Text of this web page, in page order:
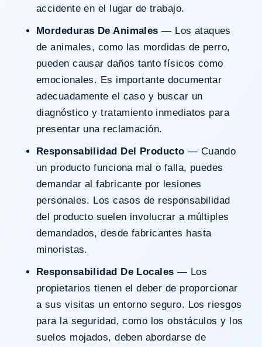
accidente en el lugar de trabajo.
Mordeduras De Animales — Los ataques
de animales, como las mordidas de perro,
pueden causar daños tanto físicos como
emocionales. Es importante documentar
adecuadamente el caso y buscar un
diagnóstico y tratamiento inmediatos para
presentar una reclamación.
Responsabilidad Del Producto — Cuando
un producto funciona mal o falla, puedes
demandar al fabricante por lesiones
personales. Los casos de responsabilidad
del producto suelen involucrar a múltiples
demandados, desde fabricantes hasta
minoristas.
Responsabilidad De Locales — Los
propietarios tienen el deber de proporcionar
a sus visitas un entorno seguro. Los riesgos
para la seguridad, como los obstáculos y los
suelos mojados, deben abordarse de